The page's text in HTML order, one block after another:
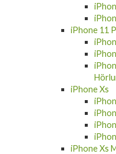
iPhone 11
iPhone Xs
iPhone Xs